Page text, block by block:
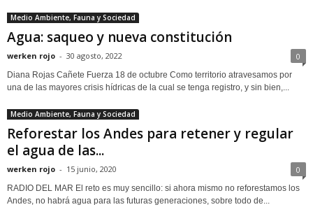
Medio Ambiente, Fauna y Sociedad
Agua: saqueo y nueva constitución
werken rojo - 30 agosto, 2022 0
Diana Rojas Cañete Fuerza 18 de octubre Como territorio atravesamos por
una de las mayores crisis hídricas de la cual se tenga registro, y sin bien,...
Medio Ambiente, Fauna y Sociedad
Reforestar los Andes para retener y regular
el agua de las...
werken rojo - 15 junio, 2020 0
RADIO DEL MAR El reto es muy sencillo: si ahora mismo no reforestamos los
Andes, no habrá agua para las futuras generaciones, sobre todo de...